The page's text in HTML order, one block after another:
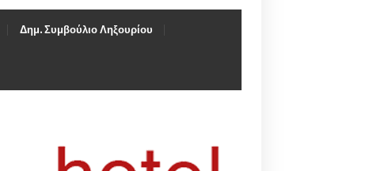
Δημ. Συμβούλιο Ληξουρίου